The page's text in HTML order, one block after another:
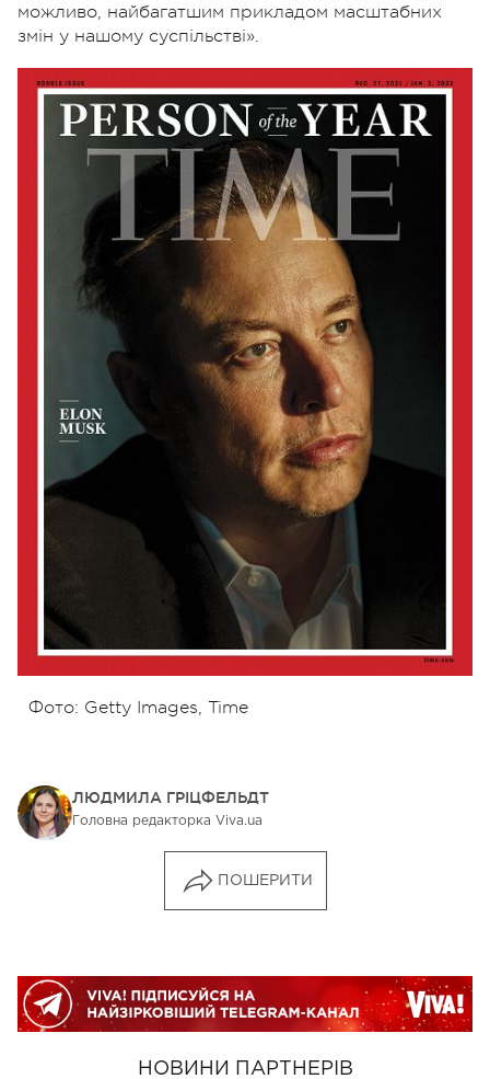
можливо, найбагатшим прикладом масштабних
змін у нашому суспільстві».
Фото: Getty Images, Time
ЛЮДМИЛА ГРІЦФЕЛЬДТ
Головна редакторка Viva.ua
ПОШЕРИТИ
НОВИНИ ПАРТНЕРІВ